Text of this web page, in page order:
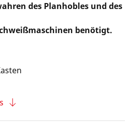
des Planhobles und des
benötigt.